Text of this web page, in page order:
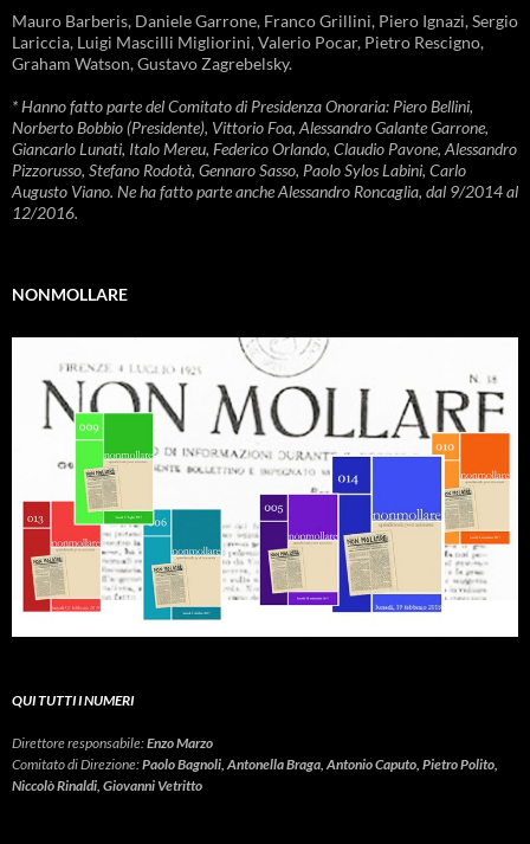
Mauro Barberis, Daniele Garrone, Franco Grillini, Piero Ignazi, Sergio
Lariccia, Luigi Mascilli Migliorini, Valerio Pocar, Pietro Rescigno,
Graham Watson, Gustavo Zagrebelsky.
* Hanno fatto parte del Comitato di Presidenza Onoraria: Piero Bellini,
Norberto Bobbio (Presidente), Vittorio Foa, Alessandro Galante Garrone,
Giancarlo Lunati, Italo Mereu, Federico Orlando, Claudio Pavone, Alessandro
Pizzorusso, Stefano Rodotà, Gennaro Sasso, Paolo Sylos Labini, Carlo
Augusto Viano. Ne ha fatto parte anche Alessandro Roncaglia, dal 9/2014 al
12/2016.
NONMOLLARE
QUI TUTTI I NUMERI
Direttore responsabile:Enzo Marzo
Comitato di Direzione:Paolo Bagnoli, Antonella Braga, Antonio Caputo, Pietro Polito,
Niccolò Rinaldi, Giovanni Vetritto